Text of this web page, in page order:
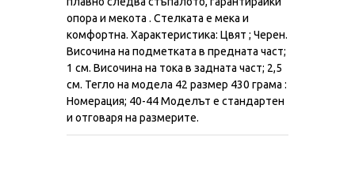
плавно следва стъпалото, гарантирайки
опора и мекота . Стелката е мека и
комфортна. Характеристика: Цвят ; Черен.
Височина на подметката в предната част;
1 см. Височина на тока в задната част; 2,5
см. Тегло на модела 42 размер 430 грама :
Номерация; 40-44 Моделът е стандартен
и отговаря на размерите.